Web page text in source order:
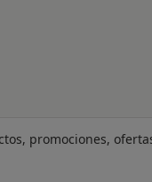
promociones,